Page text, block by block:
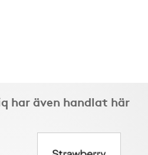
har även handlat här